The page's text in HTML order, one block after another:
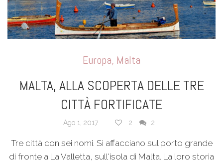
Europa, Malta
MALTA, ALLA SCOPERTA DELLE TRE
CITTÀ FORTIFICATE
Ago 1, 2017 2 2
Tre città con sei nomi. Si affacciano sul porto grande
di fronte a La Valletta, sull'isola di Malta. La loro storia